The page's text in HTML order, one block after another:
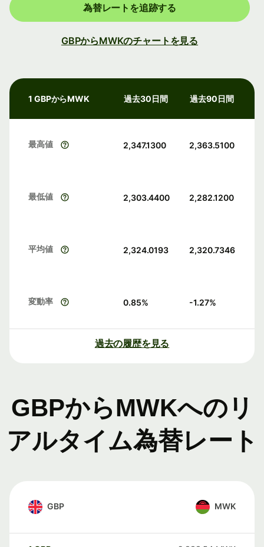
為替レートを追跡する
GBPからMWKのチャートを見る
1 GBPからMWK 過去30日間 過去90日間
最高値 2,347.1300 2,363.5100
最低値 2,303.4400 2,282.1200
平均値 2,324.0193 2,320.7346
変動率 0.85% -1.27%
過去の履歴を見る
GBPからMWKへのリ
アルタイム為替レート
GBP MWK